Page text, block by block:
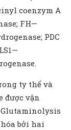
coenzym A
FH—
PDC
ty thể và
được vận
Glutaminolysis
bởi hai